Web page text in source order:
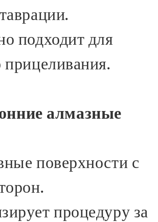
подходит для
прицеливания.
алмазные
поверхности с
процедуру за